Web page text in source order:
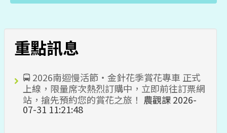
重點訊息
🚍 2026南迴慢活節・金針花季賞花專車 正式
上線，限量席次熱烈訂購中，立即前往訂票網
站，搶先預約您的賞花之旅！ 農觀課2026-
07-31 11:21:48